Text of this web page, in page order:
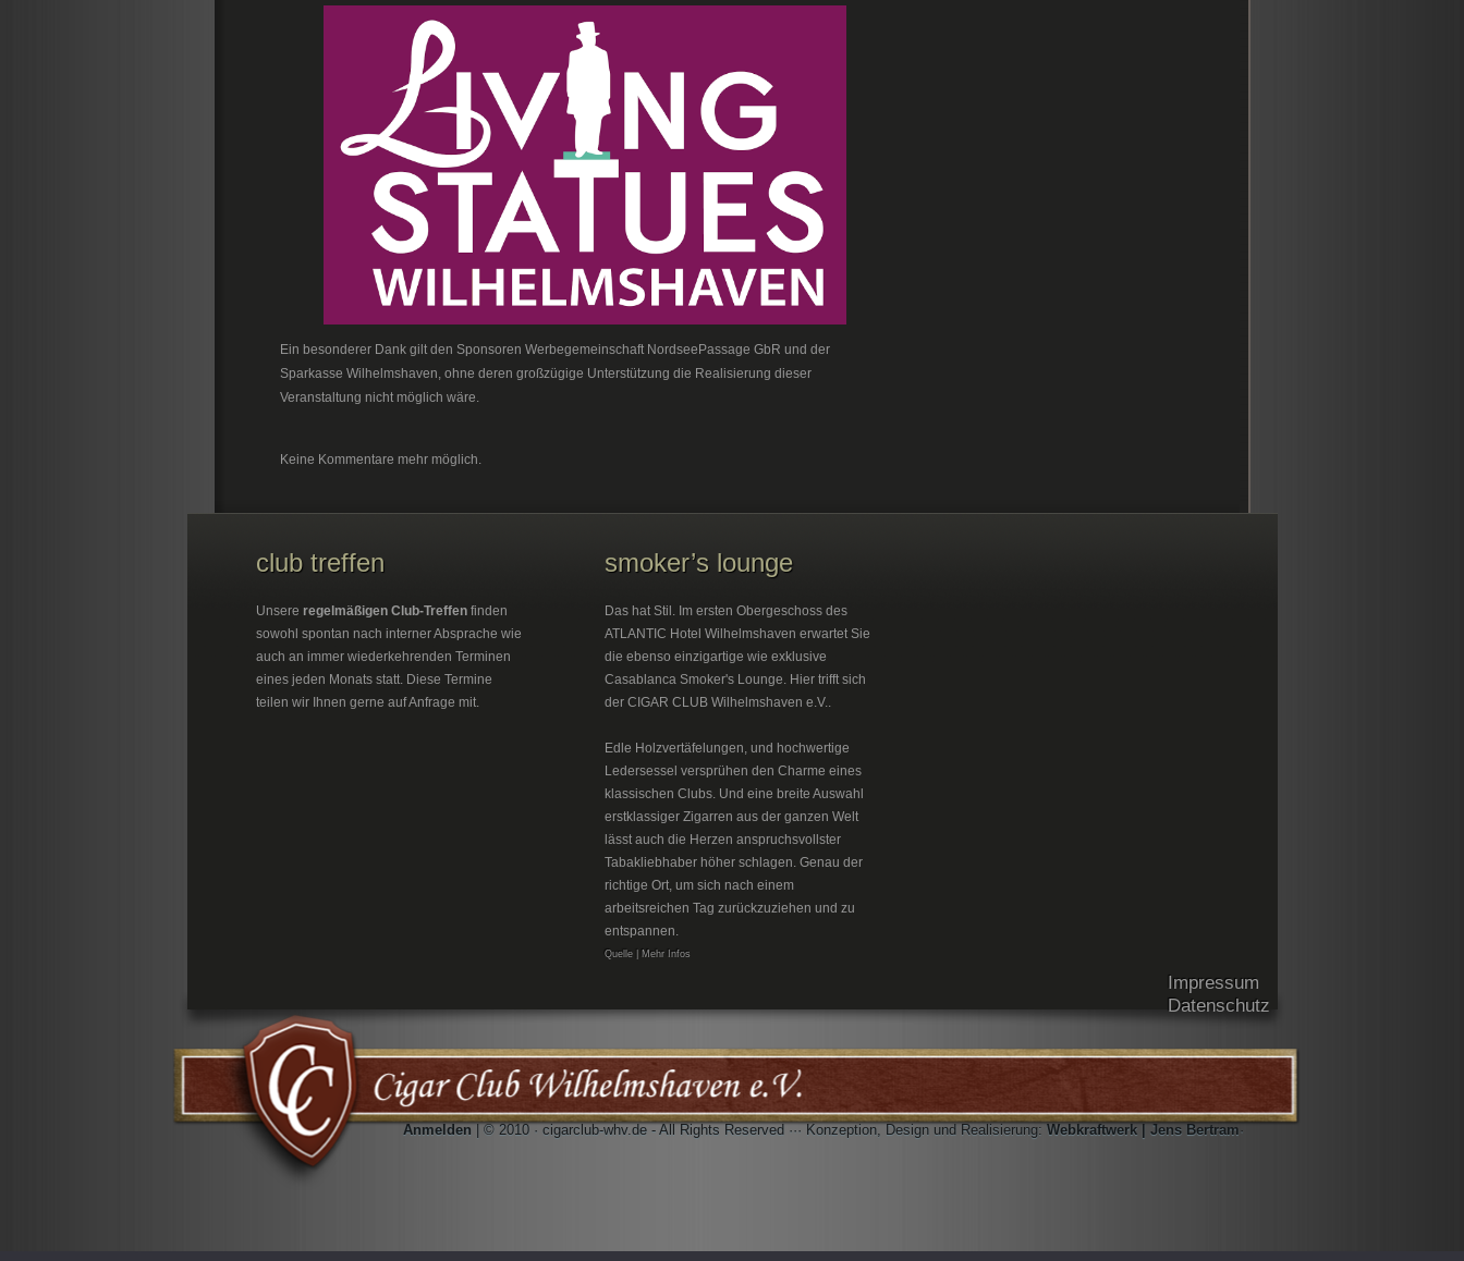
Ein besonderer Dank gilt den Sponsoren Werbegemeinschaft NordseePassage GbR und der
Sparkasse Wilhelmshaven, ohne deren großzügige Unterstützung die Realisierung dieser
Veranstaltung nicht möglich wäre.
Keine Kommentare mehr möglich.
Impressum
Datenschutz
club treffen
Unsere regelmäßigen Club-Treffenfinden
sowohl spontan nach interner Absprache wie
auch an immer wiederkehrenden Terminen
eines jeden Monats statt. Diese Termine
teilen wir Ihnen gerne auf Anfrage mit.
smoker’s lounge
Das hat Stil. Im ersten Obergeschoss des
ATLANTIC Hotel Wilhelmshaven erwartet Sie
die ebenso einzigartige wie exklusive
Casablanca Smoker's Lounge. Hier trifft sich
der CIGAR CLUB Wilhelmshaven e.V..
Edle Holzvertäfelungen, und hochwertige
Ledersessel versprühen den Charme eines
klassischen Clubs. Und eine breite Auswahl
erstklassiger Zigarren aus der ganzen Welt
lässt auch die Herzen anspruchsvollster
Tabakliebhaber höher schlagen. Genau der
richtige Ort, um sich nach einem
arbeitsreichen Tag zurückzuziehen und zu
entspannen.
Quelle | Mehr Infos
Anmelden| © 2010 · cigarclub-whv.de - All Rights Reserved ··· Konzeption, Design und Realisierung:Webkraftwerk | Jens Bertram·